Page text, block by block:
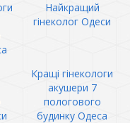
Найкращий
гінеколог Одеси
Кращі гінекологи
акушери 7
пологового
будинку Одеса